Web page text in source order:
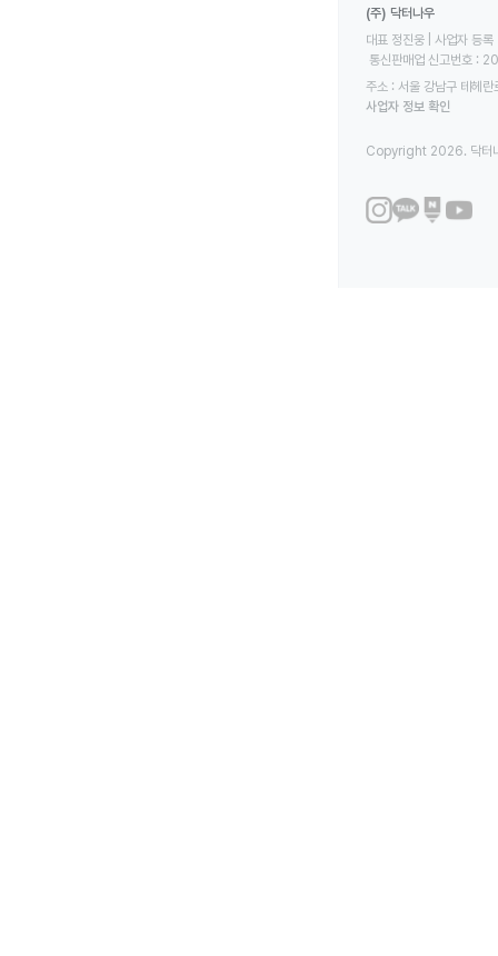
(주) 닥터나우
대표 정진웅 | 사업자
통신판매업 신고번호
주소 : 서울 강남구 테헤
사업자 정보 확인
Copyright 2026. 닥터